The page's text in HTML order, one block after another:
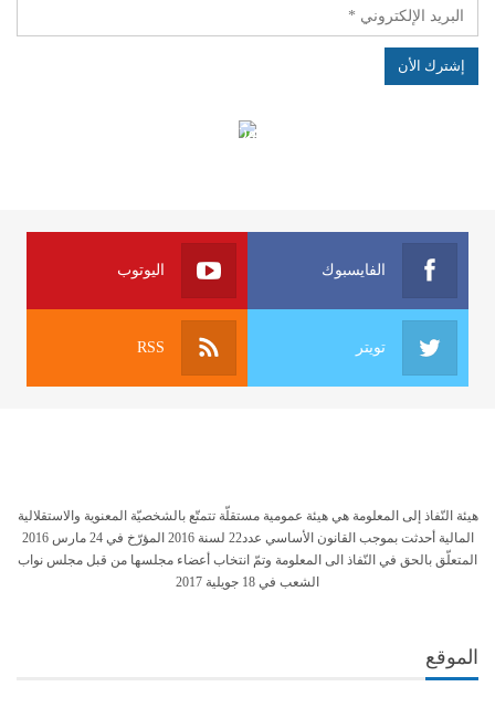
الهياكل الخاضعة لقانون النفاذ إلى المعلومة
الفايسبوك اليوتوب
تويتر RSS
هيئة النّفاذ إلى المعلومة هي هيئة عمومية مستقلّة تتمتّع بالشخصيّة المعنوية والاستقلالية
المالية أحدثت بموجب القانون الأساسي عدد22 لسنة 2016 المؤرّخ في 24 مارس 2016
المتعلّق بالحق في النّفاذ الى المعلومة وتمّ انتخاب أعضاء مجلسها من قبل مجلس نواب
الشعب في 18 جويلية 2017
الموقع